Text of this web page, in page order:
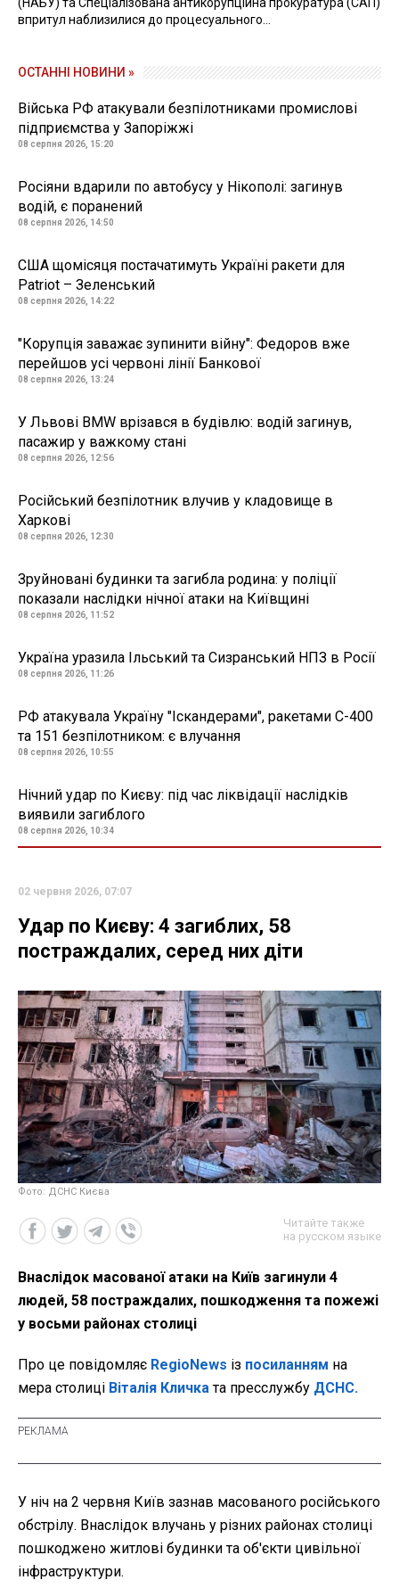
впритул наблизилися до процесуального...
ОСТАННІ НОВИНИ »
Війська РФ атакували безпілотниками промислові
підприємства у Запоріжжі
08 серпня 2026, 15:20
Росіяни вдарили по автобусу у Нікополі: загинув
водій, є поранений
08 серпня 2026, 14:50
США щомісяця постачатимуть Україні ракети для
Patriot – Зеленський
08 серпня 2026, 14:22
"Корупція заважає зупинити війну": Федоров вже
перейшов усі червоні лінії Банкової
08 серпня 2026, 13:24
У Львові BMW врізався в будівлю: водій загинув,
пасажир у важкому стані
08 серпня 2026, 12:56
Російський безпілотник влучив у кладовище в
Харкові
08 серпня 2026, 12:30
Зруйновані будинки та загибла родина: у поліції
показали наслідки нічної атаки на Київщині
08 серпня 2026, 11:52
Україна уразила Ільський та Сизранський НПЗ в Росії
08 серпня 2026, 11:26
РФ атакувала Україну "Іскандерами", ракетами С-400
та 151 безпілотником: є влучання
08 серпня 2026, 10:55
Нічний удар по Києву: під час ліквідації наслідків
виявили загиблого
08 серпня 2026, 10:34
02 червня 2026, 07:07
Удар по Києву: 4 загиблих, 58
постраждалих, серед них діти
Фото: ДСНС Києва
Читайте также
на русском языке
Внаслідок масованої атаки на Київ загинули 4
людей, 58 постраждалих, пошкодження та пожежі
у восьми районах столиці
Про це повідомляє RegioNews із посиланням на
мера столиці Віталія Кличката пресслужбу ДСНС.
У ніч на 2 червня Київ зазнав масованого російського
обстрілу. Внаслідок влучань у різних районах столиці
пошкоджено житлові будинки та об'єкти цивільної
інфраструктури.